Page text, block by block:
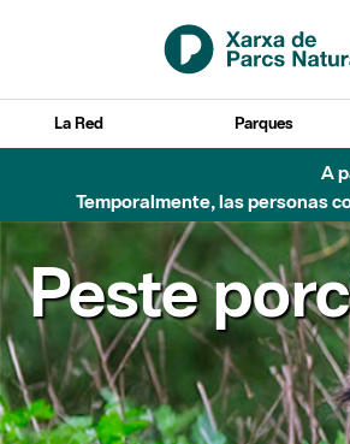
Saltar al contenido principal
La Red Parques
A
Temporalmente, las personas
Peste